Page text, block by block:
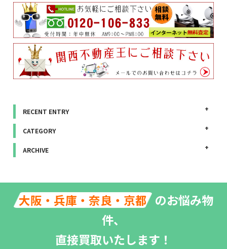
RECENT ENTRY
CATEGORY
ARCHIVE
大阪・兵庫・奈良・京都 のお悩み物
件、
直接買取いたします！